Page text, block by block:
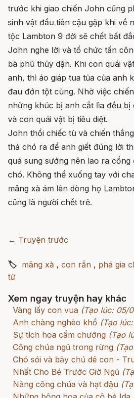
trước khi giao chiến John cũng
sinh vật đầu tiên cậu gặp khi về
tộc Lambton 9 đời sẽ chết bất
John nghe lời và tổ chức tấn
bà phù thủy dặn. Khi con quái
anh, thì áo giáp tua tủa của anh
đau đớn tột cùng. Nhờ việc
những khúc bị anh cắt lìa đều bị
và con quái vật bị tiêu diệt.
John thổi chiếc tù và chiến
thả chó ra để anh giết đúng lời
quá sung sướng nên lao ra
chó. Không thể xuống tay với
mãng xà ám lên dòng họ
cũng là người chết trẻ.
← Truyện trước
🏷 mãng xà , con rắn , phá gia
tử
Xem ngay truyện hay khác
Vàng lấy con vua (Tạo lúc: 05/
Anh chàng nghèo khổ (Tạo
Sự tích hoa cẩm chướng (Tạo
Công chúa ngủ trong rừng
Chó sói và bảy chú dê con -
Nhất Cho Bé Trước Giờ Ngủ
Nàng công chúa và hạt đậu